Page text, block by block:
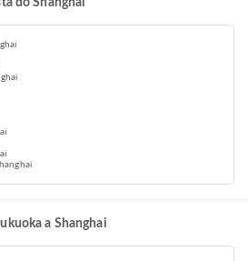
do Shanghai
a Shanghai